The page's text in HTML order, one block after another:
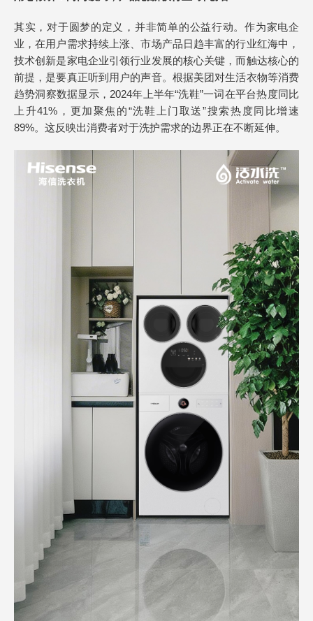
其实，对于圆梦的定义，并非简单的公益行动。作为家电企
业，在用户需求持续上涨、市场产品日趋丰富的行业红海中，
技术创新是家电企业引领行业发展的核心关键，而触达核心的
前提，是要真正听到用户的声音。根据美团对生活衣物等消费
趋势洞察数据显示，2024年上半年“洗鞋”一词在平台热度同比
上升41%，更加聚焦的“洗鞋上门取送”搜索热度同比增速
89%。这反映出消费者对于洗护需求的边界正在不断延伸。